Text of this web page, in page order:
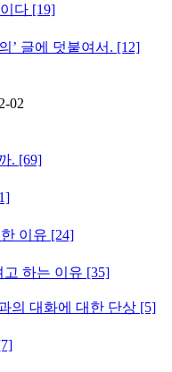
다 [19]
’ 글에 덧붙여서. [12]
02
. [69]
이유 [24]
고 하는 이유 [35]
의 대화에 대한 단상 [5]